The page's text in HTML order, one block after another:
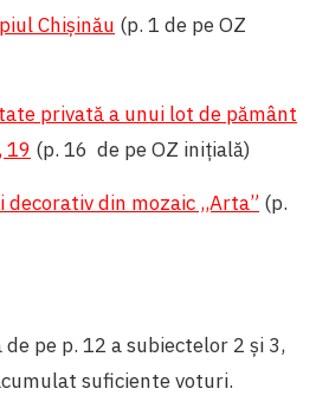
Chișinău (p. 1 de pe OZ
privată a unui lot de pământ
19 (p. 16 de pe OZ inițială)
din mozaic ,,Arta” (p.
pe p. 12 a subiectelor 2 și 3,
suficiente voturi.